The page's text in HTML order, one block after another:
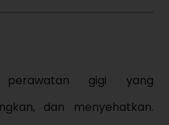
gigi yang
dan menyehatkan.